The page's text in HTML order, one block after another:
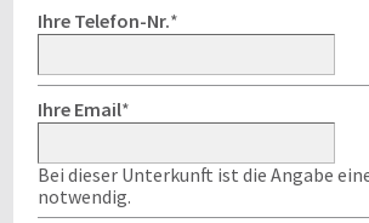
Ihre Telefon-Nr.*
Ihre Email*
Bei dieser Unterkunft ist die Angabe
notwendig.